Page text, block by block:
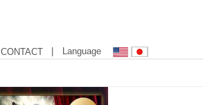
CONTACT | Language